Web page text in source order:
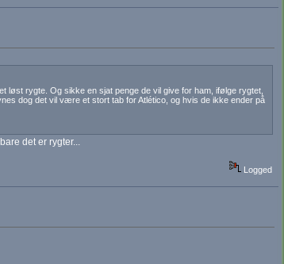
løst rygte. Og sikke en sjat penge de vil give for ham, ifølge rygtet,
dog det vil være et stort tab for Atlético, og hvis de ikke ender på
det er rygter...
Logged